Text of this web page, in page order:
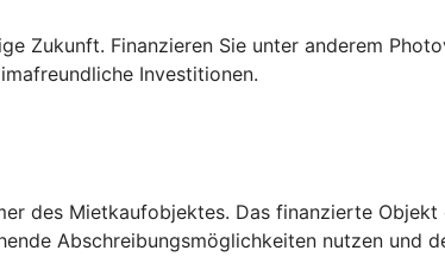
Zukunft. Finanzieren Sie unter anderem
Investitionen.
des Mietkaufobjektes. Das finanzierte
Abschreibungsmöglichkeiten nutzen und